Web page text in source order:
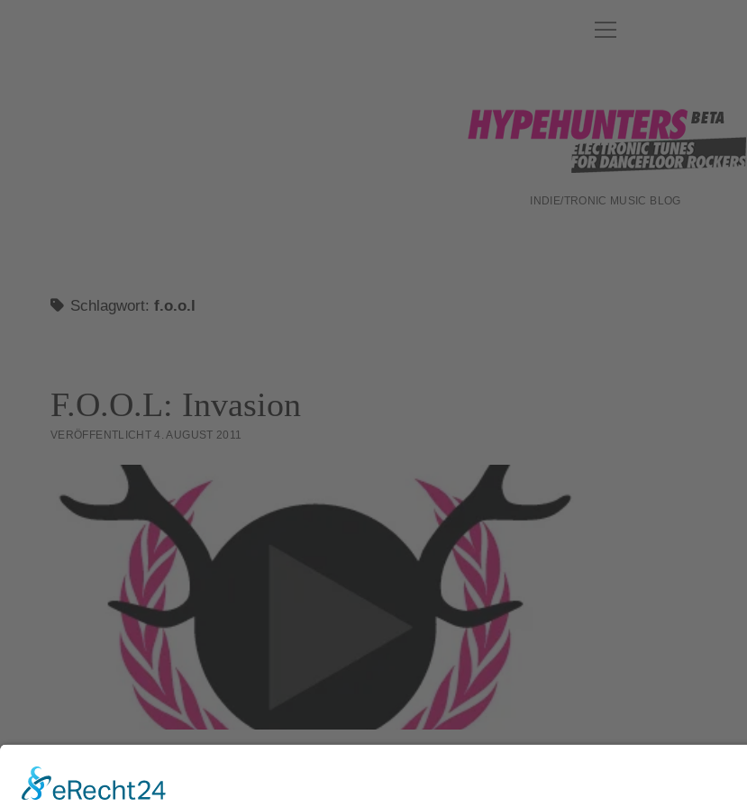
DATENSCHUTZ
ABOUT
IMPRESSUM
Menü
öffnen
hypehunters
INDIE/TRONIC MUSIC BLOG
Schlagwort: f.o.o.l
F.O.O.L: Invasion
VERÖFFENTLICHT 4. AUGUST 2011